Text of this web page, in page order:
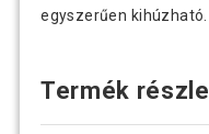
egyszerűen kihúzható.
Termék